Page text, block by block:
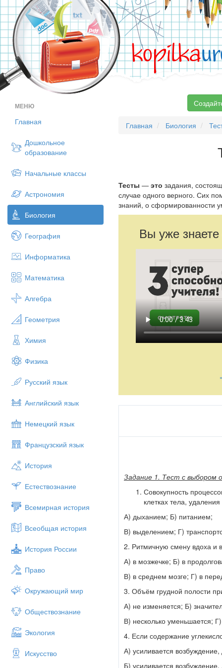
kopilka
МЕНЮ
Главная
Дошкольное
образование
Начальные классы
Астрономия
Биология
География
Информатика
Математика
Алгебра
Геометрия
Химия
Физика
Русский язык
Английский язык
Немецкий язык
Французский язык
История
Естествознание
Всемирная история
Всеобщая история
История России
Право
Окружающий мир
Обществознание
Экология
Искусство
Главная Биология
Тесты — это задания,
случае одного верного. Сих
знаний, о сформированности
Вы уже знаете
Задание 1. Тест с выбором
Совокупность
клетках тела,
А) дыханием; Б) питанием;
В) выделением; Г)
2. Ритмичную смену вдоха и
А) в мозжечке; Б) в
В) в среднем мозге; Г) в
3. Объём грудной полости
А) не изменяется; Б)
В) несколько уменьшается;
4. Если содержание
А) усиливается
Б) усиливается